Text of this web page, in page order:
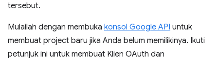
tersebut.
Mulailah dengan membuka konsol Google API untuk
membuat project baru jika Anda belum memilikinya. Ikuti
petunjuk ini untuk membuat Klien OAuth dan